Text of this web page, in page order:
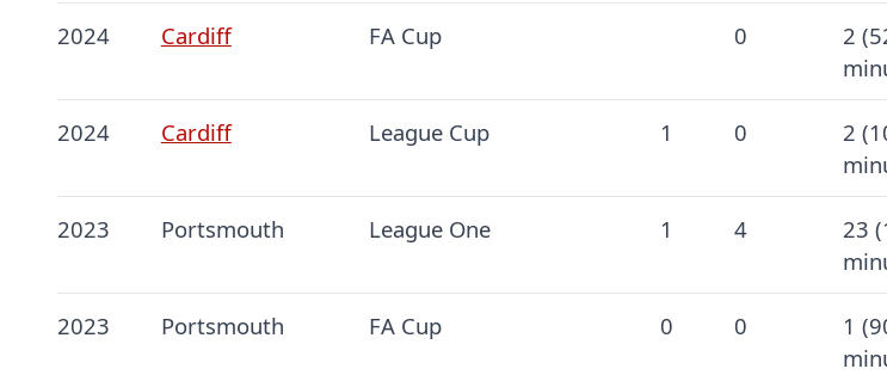
2024 Cardiff FA Cup 0
2
2024 Cardiff League Cup 1 0
2
2023 Portsmouth League One 1 4
23
2023 Portsmouth FA Cup 0 0
1